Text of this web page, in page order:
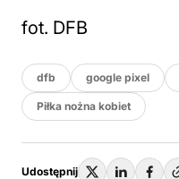
fot. DFB
dfb google pixel
Piłka nożna kobiet
Udostępnij